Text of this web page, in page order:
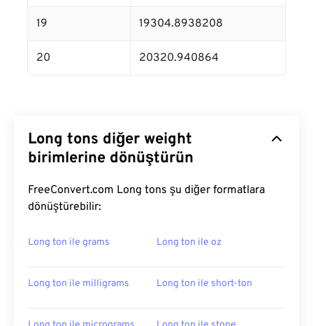
19 19304.8938208
20 20320.940864
Long tons diğer weight
birimlerine dönüştürün
FreeConvert.com Long tons şu diğer formatlara
dönüştürebilir:
Long ton ile grams Long ton ile oz
Long ton ile milligrams Long ton ile short-ton